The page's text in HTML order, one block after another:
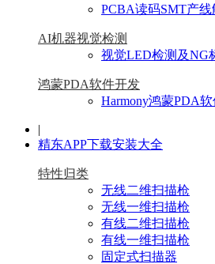
PCBA读码SMT产线
AI机器视觉检测
视觉LED检测及NG
鸿蒙PDA软件开发
Harmony鸿蒙PDA
|
精东APP下载安装大全
特性归类
无线二维扫描枪
无线一维扫描枪
有线二维扫描枪
有线一维扫描枪
固定式扫描器